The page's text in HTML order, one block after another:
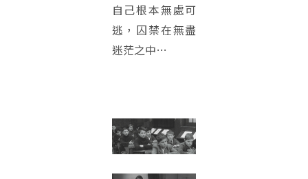
自己根本無處可
逃，囚禁在無盡
迷茫之中…